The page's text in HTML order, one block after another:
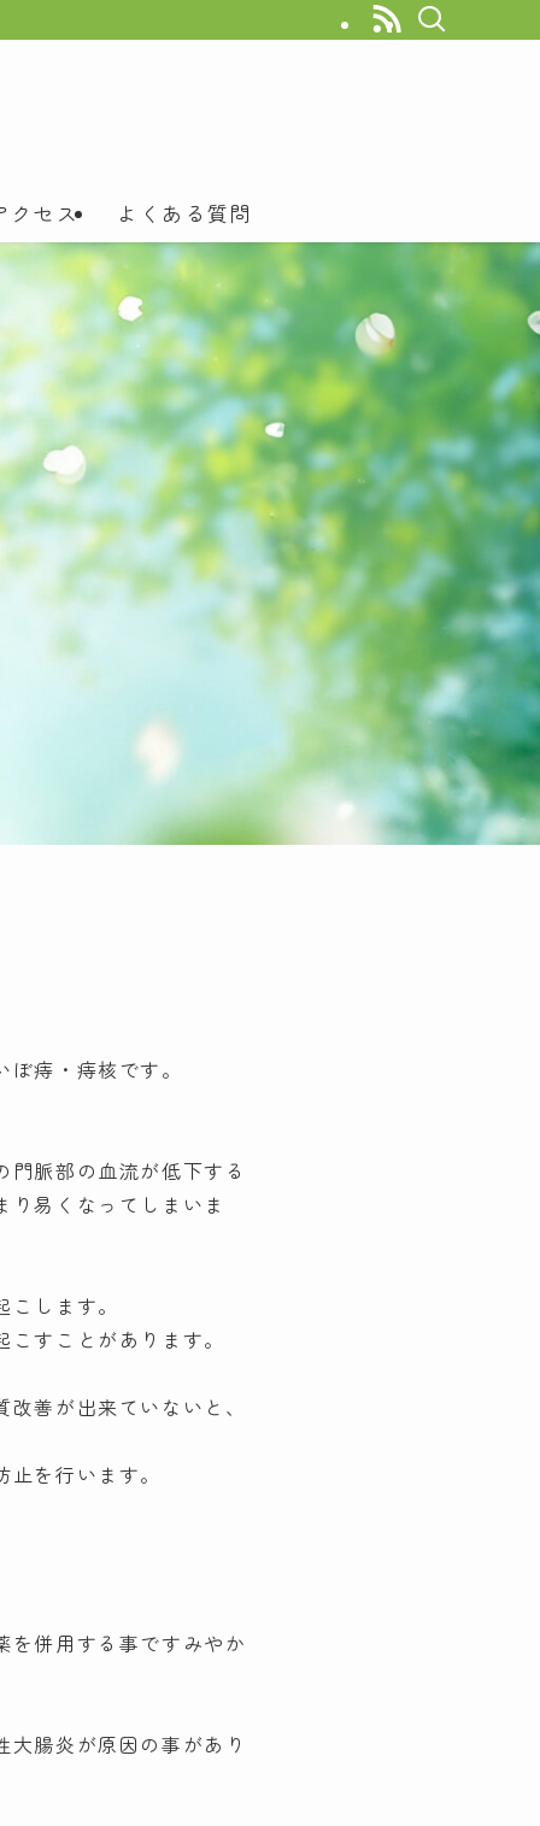
クセス よくある質問
痔・痔核です。
脈部の血流が低下する
易くなってしまいま
します。
すことがあります。
善が出来ていないと、
を行います。
を併用する事ですみやか
腸炎が原因の事があり